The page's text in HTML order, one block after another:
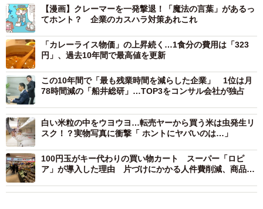
【漫画】クレーマーを一発撃退！「魔法の言葉」があるっ
てホント？ 企業のカスハラ対策あれこれ
「カレーライス物価」の上昇続く…1食分の費用は「323
円」、過去10年間で最高値を更新
この10年間で「最も残業時間を減らした企業」 1位は月
78時間減の「船井総研」…TOP3をコンサル会社が独占
白い米粒の中をウヨウヨ…転売ヤーから買う米は虫発生リ
スク！？実物写真に衝撃「 ホントにヤバいのは…」
100円玉がキー代わりの買い物カート スーパー「ロピ
ア」が導入した理由 片づけにかかる人件費削減、商品に